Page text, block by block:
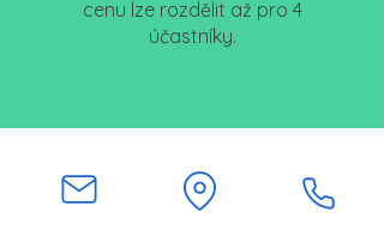
cenu lze rozdělit až pro 4
účastníky.